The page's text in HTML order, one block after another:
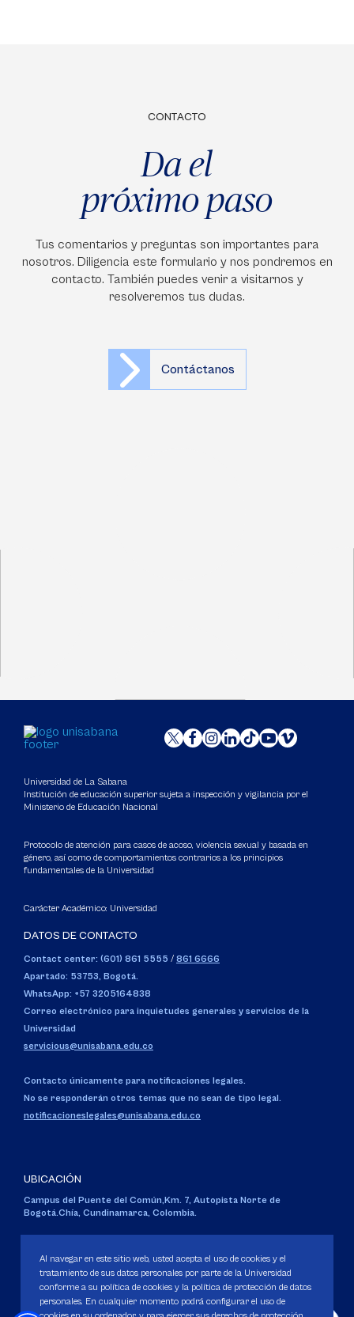
CONTACTO
Da el
próximo paso
Tus comentarios y preguntas son importantes para
nosotros. Diligencia este formulario y nos pondremos en
contacto. También puedes venir a visitarnos y
resolveremos tus dudas.
Contáctanos
Universidad de La Sabana
Institución de educación superior sujeta a inspección y vigilancia por el
Ministerio de Educación Nacional
Protocolo de atención para casos de acoso, violencia sexual y basada en
género, así como de comportamientos contrarios a los principios
fundamentales de la Universidad
Carácter Académico: Universidad
DATOS DE CONTACTO
Contact center: (601) 861 5555 / 861 6666
Apartado: 53753, Bogotá.
WhatsApp: +57 3205164838
Correo electrónico para inquietudes generales y servicios de la
Universidad
servicious@unisabana.edu.co
Contacto únicamente para notificaciones legales.
No se responderán otros temas que no sean de tipo legal.
notificacioneslegales@unisabana.edu.co
UBICACIÓN
Campus del Puente del Común,Km. 7, Autopista Norte de
Bogotá.Chía, Cundinamarca, Colombia.
Personería Jurídica:Resolución 130 del 14 de enero de 1980.
Ministerio de Educación Nacional.
Al navegar en este sitio web, usted acepta el uso de cookies y el
tratamiento de sus datos personales por parte de la Universidad
conforme a su política de cookies y la política de protección de datos
personales. En cualquier momento podrá configurar el uso de